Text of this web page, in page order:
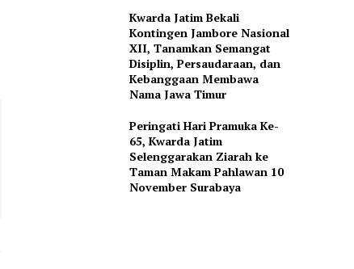
Kwarda Jatim Bekali
Kontingen Jambore Nasional
XII, Tanamkan Semangat
Disiplin, Persaudaraan, dan
Kebanggaan Membawa
Nama Jawa Timur
Peringati Hari Pramuka Ke-
65, Kwarda Jatim
Selenggarakan Ziarah ke
Taman Makam Pahlawan 10
November Surabaya